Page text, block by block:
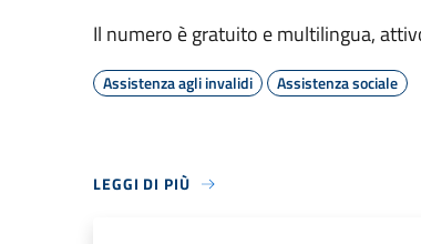
Il numero è gratuito e multilingua,
Assistenza agli invalidi Assistenza sociale
LEGGI DI PIÙ